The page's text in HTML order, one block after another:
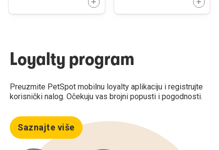
DODAJTE U KORPU
Loyalty program
Preuzmite PetSpot mobilnu loyalty aplikaciju i registrujte
korisnički nalog. Očekuju vas brojni popusti i pogodnosti.
Saznajte više